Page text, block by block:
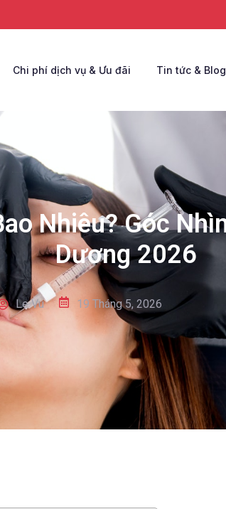
Chi phí dịch vụ & Ưu đãi Tin tức & Blog
Nhiêu? Góc
Dương 2026
Le Vu 19 Tháng 5, 2026